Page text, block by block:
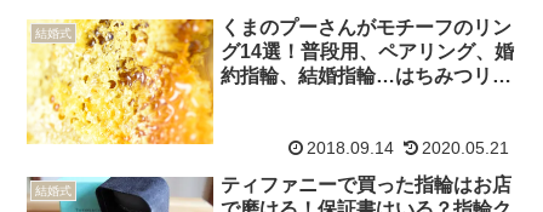
結婚式
くまのプーさんがモチーフのリン
グ14選！普段用、ペアリング、婚
約指輪、結婚指輪…はちみつリン
2018.09.14 2020.05.21
結婚式
ティファニーで買った指輪はお店